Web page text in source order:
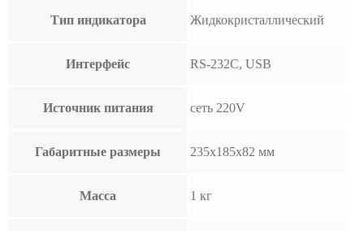
Тип индикатора Жидкокристаллический
Интерфейс RS-232C, USB
Источник питания сеть 220V
Габаритные размеры 235х185х82 мм
Масса 1 кг